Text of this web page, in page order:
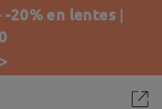
-20% en lentes |